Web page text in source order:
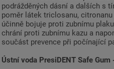
podrážděných dásní a dalších s
poměr látek triclosanu,
účinně bojuje proti zubnímu
chrání proti zubnímu kazu a
součást prevence při počínající
Ústní voda PresiDENT Safe